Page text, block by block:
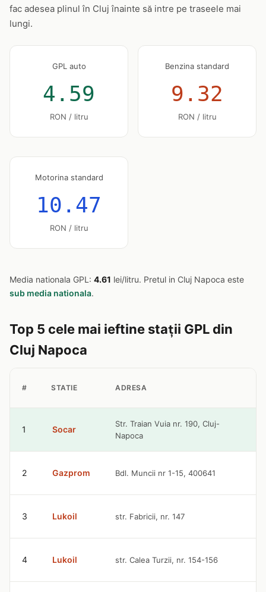
fac adesea plinul în Cluj înainte să intre pe traseele mai
lungi.
GPL auto
4.59
RON / litru
Benzina standard
9.32
RON / litru
Motorina standard
10.47
RON / litru
Media nationala GPL: 4.61 lei/litru. Pretul in Cluj Napoca este
sub media nationala.
Top 5 cele mai ieftine stații GPL din
Cluj Napoca
# STATIE ADRESA
1 Socar
Str. Traian Vuia nr. 190, Cluj-
Napoca
2 Gazprom Bdl. Muncii nr 1-15, 400641
3 Lukoil str. Fabricii, nr. 147
4 Lukoil str. Calea Turzii, nr. 154-156